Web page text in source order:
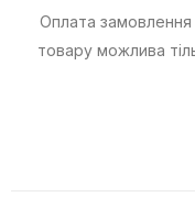
Оплата замовлення
товару можлива